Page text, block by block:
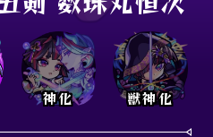
神化 獣神化